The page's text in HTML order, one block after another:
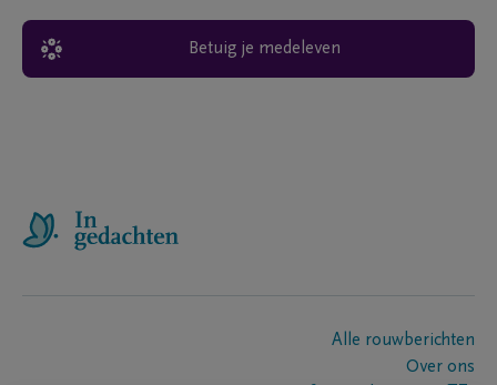
Betuig je medeleven
Alle rouwberichten
Over ons